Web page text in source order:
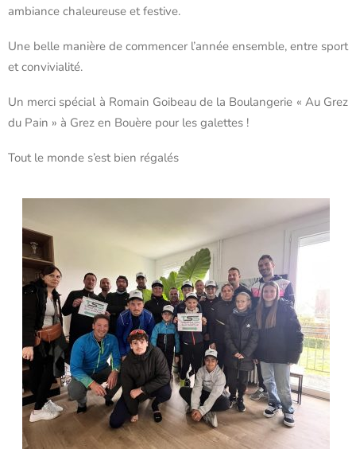
ambiance chaleureuse et festive.
Une belle manière de commencer l’année ensemble, entre sport
et convivialité.
Un merci spécial à Romain Goibeau de la Boulangerie « Au Grez
du Pain » à Grez en Bouère pour les galettes !
Tout le monde s’est bien régalés